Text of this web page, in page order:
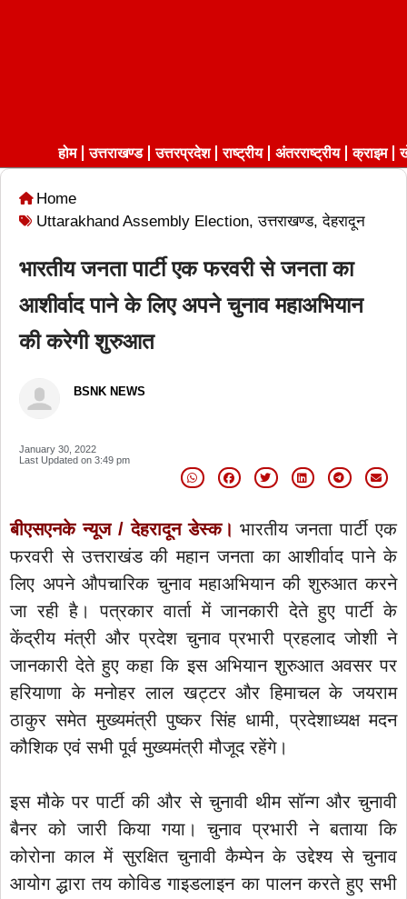
होम उत्तराखण्ड उत्तरप्रदेश राष्ट्रीय अंतरराष्ट्रीय क्राइम
Home
Uttarakhand Assembly Election,उत्तराखण्ड,देहरादून
भारतीय जनता पार्टी एक फरवरी से जनता का
आशीर्वाद पाने के लिए अपने चुनाव महाअभियान
की करेगी शुरुआत
BSNK NEWS
January 30, 2022
Last Updated on 3:49 pm
बीएसएनके न्यूज / देहरादून डेस्क। भारतीय जनता पार्टी एक
फरवरी से उत्तराखंड की महान जनता का आशीर्वाद पाने के
लिए अपने औपचारिक चुनाव महाअभियान की शुरुआत करने
जा रही है। पत्रकार वार्ता में जानकारी देते हुए पार्टी के
केंद्रीय मंत्री और प्रदेश चुनाव प्रभारी प्रहलाद जोशी ने
जानकारी देते हुए कहा कि इस अभियान शुरुआत अवसर पर
हरियाणा के मनोहर लाल खट्टर और हिमाचल के जयराम
ठाकुर समेत मुख्यमंत्री पुष्कर सिंह धामी, प्रदेशाध्यक्ष मदन
कौशिक एवं सभी पूर्व मुख्यमंत्री मौजूद रहेंगे।
इस मौके पर पार्टी की और से चुनावी थीम सॉन्ग और चुनावी
बैनर को जारी किया गया। चुनाव प्रभारी ने बताया कि
कोरोना काल में सुरक्षित चुनावी कैम्पेन के उद्देश्य से चुनाव
आयोग द्धारा तय कोविड गाइडलाइन का पालन करते हुए सभी